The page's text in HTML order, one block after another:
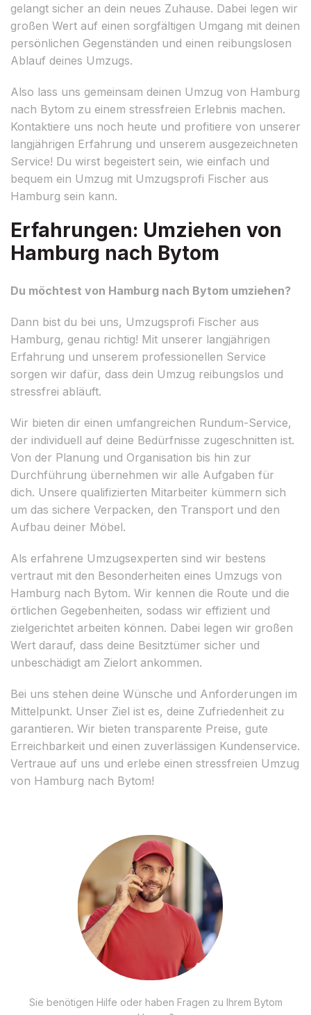
gelangt sicher an dein neues Zuhause. Dabei legen wir
großen Wert auf einen sorgfältigen Umgang mit deinen
persönlichen Gegenständen und einen reibungslosen
Ablauf deines Umzugs.
Also lass uns gemeinsam deinen Umzug von Hamburg
nach Bytom zu einem stressfreien Erlebnis machen.
Kontaktiere uns noch heute und profitiere von unserer
langjährigen Erfahrung und unserem ausgezeichneten
Service! Du wirst begeistert sein, wie einfach und
bequem ein Umzug mit Umzugsprofi Fischer aus
Hamburg sein kann.
Erfahrungen: Umziehen von
Hamburg nach Bytom
Du möchtest von Hamburg nach Bytom umziehen?
Dann bist du bei uns, Umzugsprofi Fischer aus
Hamburg, genau richtig! Mit unserer langjährigen
Erfahrung und unserem professionellen Service
sorgen wir dafür, dass dein Umzug reibungslos und
stressfrei abläuft.
Wir bieten dir einen umfangreichen Rundum-Service,
der individuell auf deine Bedürfnisse zugeschnitten ist.
Von der Planung und Organisation bis hin zur
Durchführung übernehmen wir alle Aufgaben für
dich. Unsere qualifizierten Mitarbeiter kümmern sich
um das sichere Verpacken, den Transport und den
Aufbau deiner Möbel.
Als erfahrene Umzugsexperten sind wir bestens
vertraut mit den Besonderheiten eines Umzugs von
Hamburg nach Bytom. Wir kennen die Route und die
örtlichen Gegebenheiten, sodass wir effizient und
zielgerichtet arbeiten können. Dabei legen wir großen
Wert darauf, dass deine Besitztümer sicher und
unbeschädigt am Zielort ankommen.
Bei uns stehen deine Wünsche und Anforderungen im
Mittelpunkt. Unser Ziel ist es, deine Zufriedenheit zu
garantieren. Wir bieten transparente Preise, gute
Erreichbarkeit und einen zuverlässigen Kundenservice.
Vertraue auf uns und erlebe einen stressfreien Umzug
von Hamburg nach Bytom!
Sie benötigen Hilfe oder haben Fragen zu Ihrem Bytom